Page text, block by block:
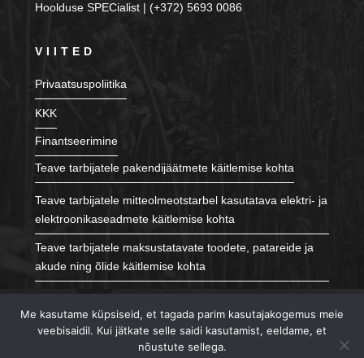
Hoolduse SPECialist | (+372) 5693 0086
VIITED
Privaatsuspoliitika
KKK
Finantseerimine
Teave tarbijatele pakendijäätmete käitlemise kohta
Teave tarbijatele mitteolmeotstarbel kasutatava elektri- ja
elektroonikaseadmete käitlemise kohta
Teave tarbijatele maksustatavate toodete, patareide ja
akude ning õlide käitlemise kohta
JÄLGI MEID
Me kasutame küpsiseid, et tagada parim kasutajakogemus meie
veebisaidil. Kui jätkate selle saidi kasutamist, eeldame, et
nõustute sellega.